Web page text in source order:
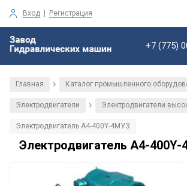
Вход | Регистрация
+7 (775)
Главная / Каталог промышленного
Электродвигатели / Электродвигатели
Электродвигатель А4-400Y-4МУЗ
Электродвигатель А4-